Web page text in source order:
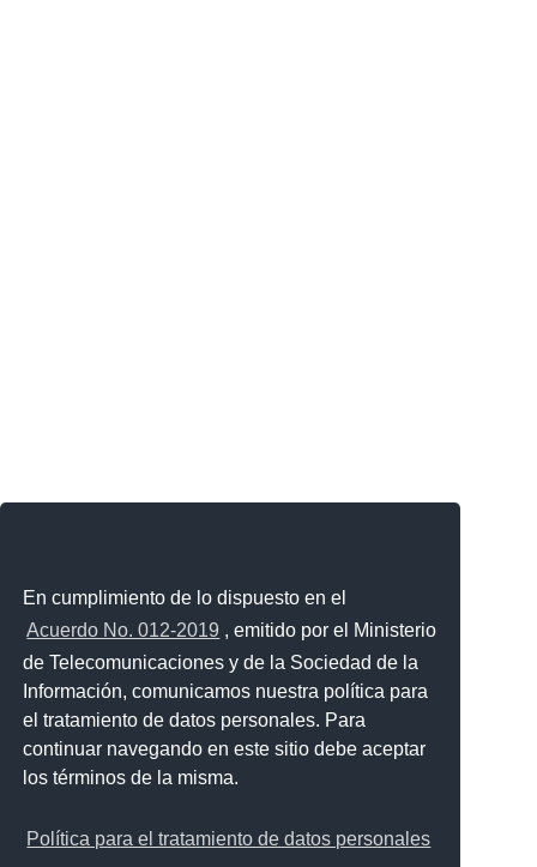
En cumplimiento de lo dispuesto en el
Acuerdo No. 012-2019 , emitido por el Ministerio
de Telecomunicaciones y de la Sociedad de la
Información, comunicamos nuestra política para
el tratamiento de datos personales. Para
continuar navegando en este sitio debe aceptar
los términos de la misma.
Política para el tratamiento de datos personales